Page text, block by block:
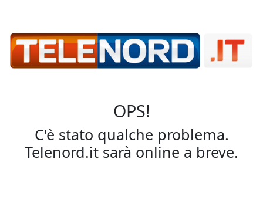
OPS!
C'è stato qualche problema.
Telenord.it sarà online a breve.